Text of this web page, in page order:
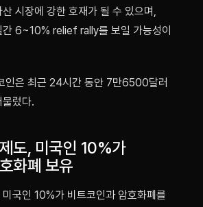
시장에 강한 호재가 될 수 있으며,
간 6~10% relief rally를 보일 가능성이
인은 최근 24시간 동안 7만6500달러
렀다.
도, 미국인 10%가
화폐 보유
국인 10%가 비트코인과 암호화폐를